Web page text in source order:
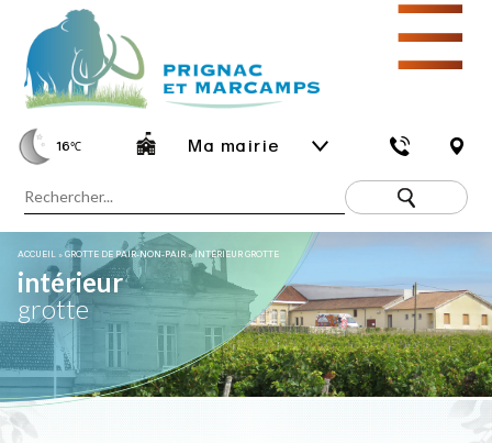
16℃ Ma mairie
☰
ACCUEIL »GROTTE DE PAIR-NON-PAIR»INTÉRIEUR GROTTE
intérieur
grotte